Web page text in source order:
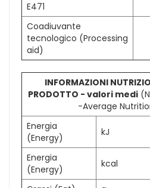
E471
Coadiuvante
tecnologico (Processing
aid)
INFORMAZIONI
PRODOTTO - valori medi
-Average
Energia
(Energy)
kJ
Energia
(Energy)
kcal